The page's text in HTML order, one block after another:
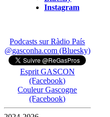
Instagram
Podcasts sur Ràdio País
@gasconha.com (Bluesky)
Esprit GASCON
(Facebook)
Couleur Gascogne
(Facebook)